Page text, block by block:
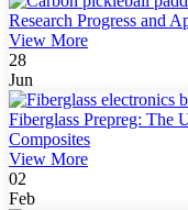
Research Progress and
View More
28
Jun
Fiberglass Prepreg: The
Composites
View More
02
Feb